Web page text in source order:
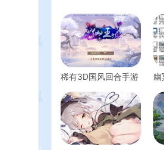
稀有3D国风回合手游
Linux无限开新区脚本
+使用教程
幽
课